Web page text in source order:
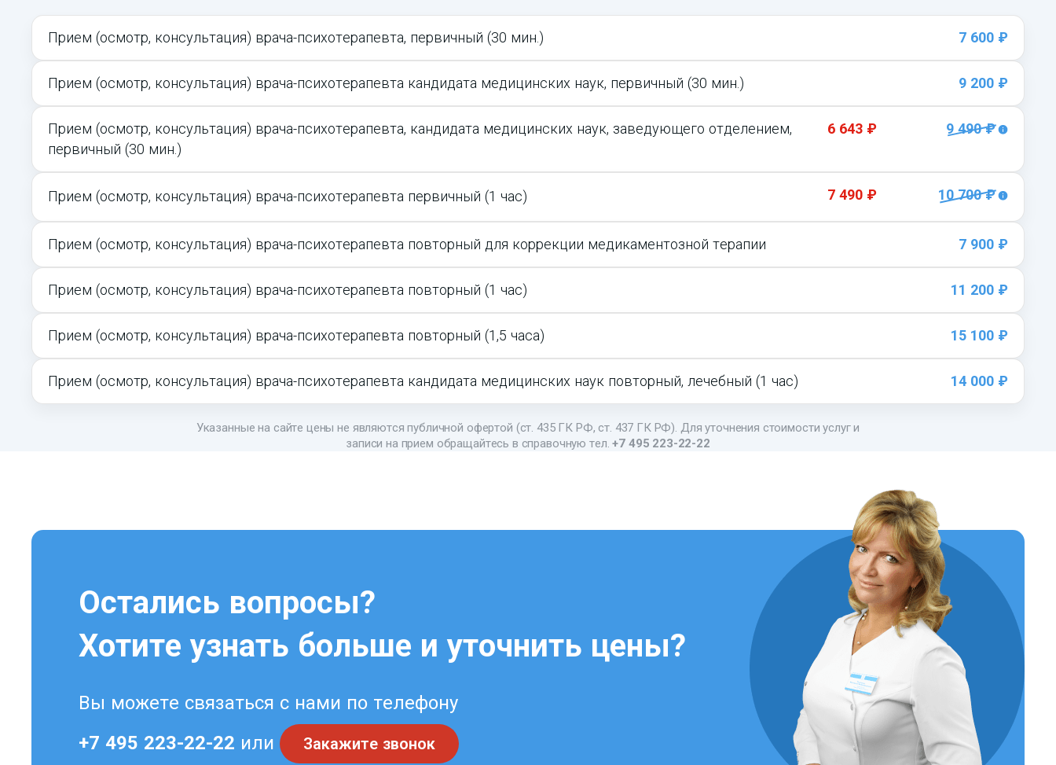
Прием (осмотр, консультация) врача-психотерапевта, первичный (30 мин.) 7 600 ₽
Прием (осмотр, консультация) врача-психотерапевта кандидата медицинских наук, первичный (30 мин.) 9 200 ₽
Прием (осмотр, консультация) врача-психотерапевта, кандидата медицинских наук, заведующего отделением,
первичный (30 мин.)
6 643 ₽ 9 490 ₽
Прием (осмотр, консультация) врача-психотерапевта первичный (1 час) 7 490 ₽ 10 700 ₽
Прием (осмотр, консультация) врача-психотерапевта повторный для коррекции медикаментозной терапии 7 900 ₽
Прием (осмотр, консультация) врача-психотерапевта повторный (1 час) 11 200 ₽
Прием (осмотр, консультация) врача-психотерапевта повторный (1,5 часа) 15 100 ₽
Прием (осмотр, консультация) врача-психотерапевта кандидата медицинских наук повторный, лечебный (1 час) 14 000 ₽
Указанные на сайте цены не являются публичной офертой (ст. 435 ГК РФ, ст. 437 ГК РФ). Для уточнения стоимости услуг и
записи на прием обращайтесь в справочную тел.+7 495 223-22-22
Остались вопросы?
Хотите узнать больше и уточнить цены?
Вы можете связаться с нами по телефону
+7 495 223-22-22 или Закажите звонок